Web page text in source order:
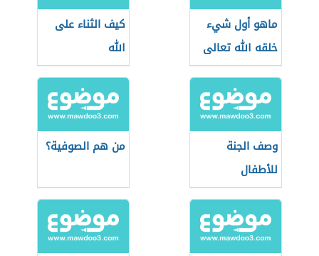
ماهو أول شيء
خلقه الله تعالى
كيف الثناء على
الله
وصف الجنة
للأطفال
من هم الصوفية؟